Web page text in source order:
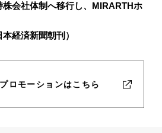
株会社体制へ移行し、MIRARTHホ
経済新聞朝刊）
ロモーションはこちら